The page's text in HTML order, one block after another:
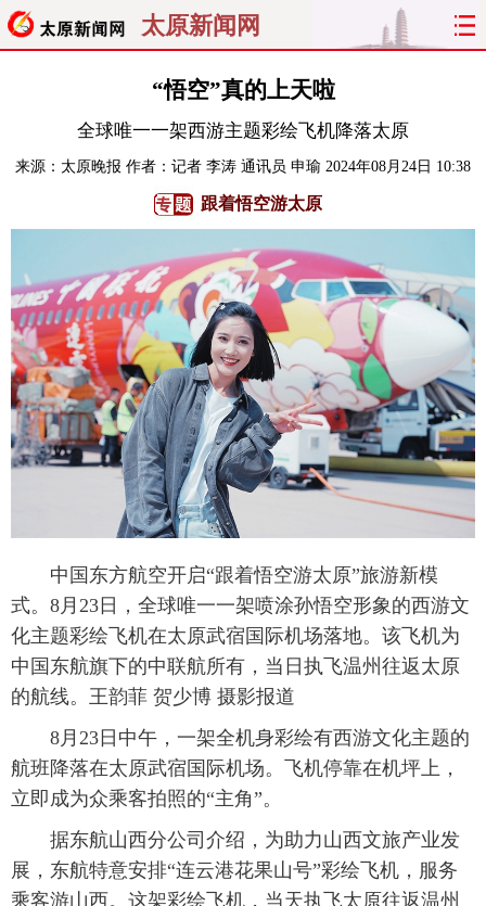
太原新闻网
聚焦 太原
经济 关注 文明
曝光 综合
政务
看天下 晋月读 最太原 网罗民生
太原日报 太原晚报
“悟空”真的上天啦
全球唯一一架西游主题彩绘飞机降落太原
来源： 太原晚报 作者：记者 李涛 通讯员 申瑜 2024年08月24日 10:38
跟着悟空游太原
中国东方航空开启“跟着悟空游太原”旅游新模
式。8月23日，全球唯一一架喷涂孙悟空形象的西游文
化主题彩绘飞机在太原武宿国际机场落地。该飞机为
中国东航旗下的中联航所有，当日执飞温州往返太原
的航线。王韵菲 贺少博 摄影报道
8月23日中午，一架全机身彩绘有西游文化主题的
航班降落在太原武宿国际机场。飞机停靠在机坪上，
立即成为众乘客拍照的“主角”。
据东航山西分公司介绍，为助力山西文旅产业发
展，东航特意安排“连云港花果山号”彩绘飞机，服务
乘客游山西。这架彩绘飞机，当天执飞太原往返温州